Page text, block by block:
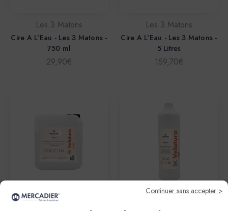
Les 3 Matons
Cire A L'Eau - Les 3 Matons -
750 ml
29,90€
Les 3 Matons
Cire A L'Eau - Les 3 Matons -
5 Litres
159,70€
Les 3 Matons
Continuer sans accepter >